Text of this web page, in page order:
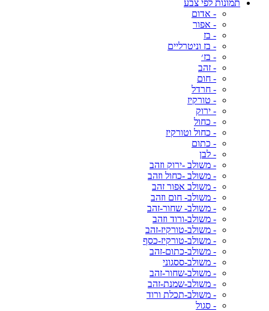
תמונות לפי צבע
- אדום
- אפור
- בז
- בז וניטרליים
- בז׳
- זהב
- חום
- חרדל
- טורקיז
- ירוק
- כחול
- כחול וטורקיז
- כתום
- לבן
- משולב -ירוק וזהב
- משולב -כחול וזהב
- משולב אפור זהב
- משולב- חום וזהב
- משולב- שחור-זהב
- משולב-ורוד וזהב
- משולב-טורקיז-זהב
- משולב-טורקיז-כסף
- משולב-כתום-זהב
- משולב-ססגוני
- משולב-שחור-זהב
- משולב-שמנת-זהב
- משולב-תכלת ורוד
- סגול